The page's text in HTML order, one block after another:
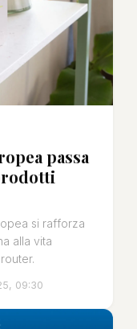
passa
si rafforza
alla vita
09:30